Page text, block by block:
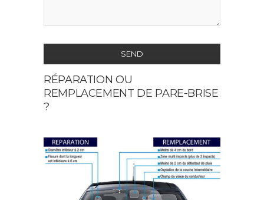
SEND
This
field
should
left
blank
RÉPARATION OU
REMPLACEMENT DE PARE-BRISE
?